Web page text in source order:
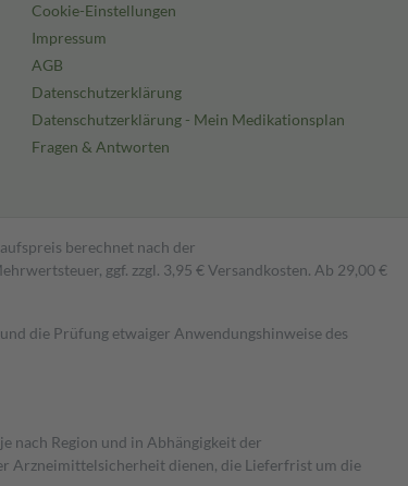
Cookie-Einstellungen
Impressum
AGB
Datenschutzerklärung
Datenschutzerklärung - Mein Medikationsplan
Fragen & Antworten
berechnet nach der
ggf. zzgl. 3,95 € Versandkosten. Ab 29,00 €
die Prüfung etwaiger Anwendungshinweise des
nach Region und in Abhängigkeit der
Arzneimittelsicherheit dienen, die Lieferfrist um die